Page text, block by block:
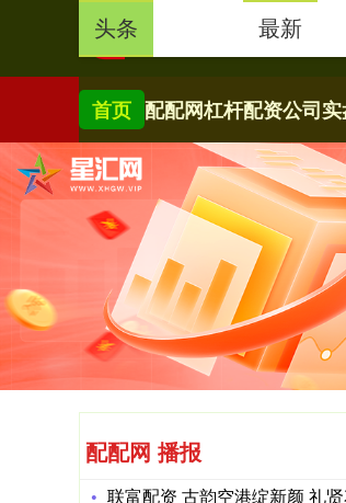
首页 配配网杠杆配资公司
配配网 播报
联富配资 古韵空港绽新颜 礼贤花车闪耀第38届北京大
头条 最新